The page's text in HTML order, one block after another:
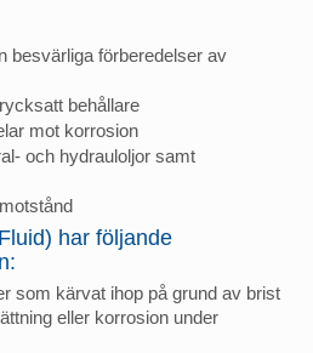
besvärliga förberedelser av
behållare
mot korrosion
och hydrauloljor samt
har följande
som kärvat ihop på grund av brist
eller korrosion under